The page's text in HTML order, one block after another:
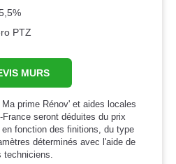
PTZ
MURS
prime Rénov' et aides locales
seront déduites du prix
fonction des finitions, du type
déterminés avec l'aide de
techniciens.